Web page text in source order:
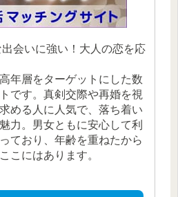
会いに強い！大人の恋を応
年層をターゲットにした数
です。真剣交際や再婚を視
める人に人気で、落ち着い
力。男女ともに安心して利
ており、年齢を重ねたから
こにはあります。